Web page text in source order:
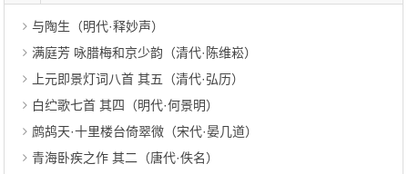
与陶生（明代·释妙声）
满庭芳 咏腊梅和京少韵（清代·陈维崧）
上元即景灯词八首 其五（清代·弘历）
白纻歌七首 其四（明代·何景明）
鹧鸪天·十里楼台倚翠微（宋代·晏几道）
青海卧疾之作 其二（唐代·佚名）